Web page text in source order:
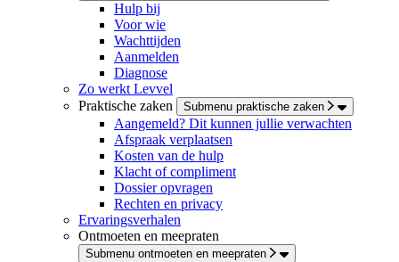
Hulp bij
Voor wie
Wachttijden
Aanmelden
Diagnose
Zo werkt Levvel
Praktische zaken
Submenu praktische zaken
Aangemeld? Dit kunnen jullie verwachten
Afspraak verplaatsen
Kosten van de hulp
Klacht of compliment
Dossier opvragen
Rechten en privacy
Ervaringsverhalen
Ontmoeten en meepraten
Submenu ontmoeten en meepraten